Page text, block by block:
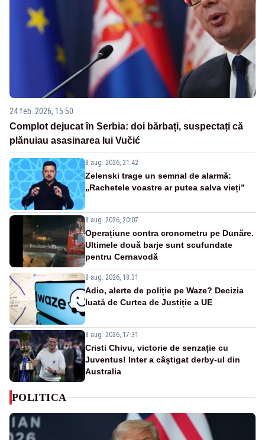
24 feb. 2026, 15:50
Complot dejucat în Serbia: doi bărbați, suspectați că
plănuiau asasinarea lui Vučić
8 aug. 2026, 21:42
Zelenski trage un semnal de alarmă:
„Rachetele voastre ar putea salva vieți”
8 aug. 2026, 20:07
Operațiune contra cronometru pe Dunăre.
Ultimele două barje sunt scufundate
pentru Cernavodă
8 aug. 2026, 18:31
Adio, alerte de poliție pe Waze? Decizia
luată de Curtea de Justiție a UE
8 aug. 2026, 17:31
Cristi Chivu, victorie de senzație cu
Juventus! Inter a câștigat derby-ul din
Australia
POLITICA